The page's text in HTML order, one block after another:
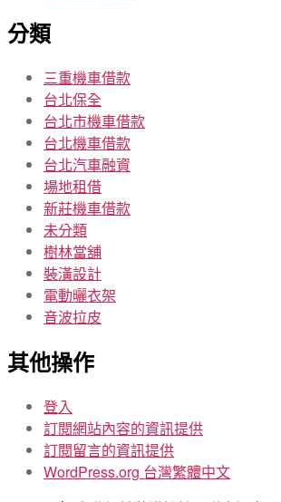
分類
三重機車借款
台北保全
台北市機車借款
台北機車借款
台北汽車融資
場地租借
新莊機車借款
未分類
樹林當舖
裝潢設計
電動曬衣架
音波拉皮
其他操作
登入
訂閱網站內容的資訊提供
訂閱留言的資訊提供
WordPress.org 台灣繁體中文